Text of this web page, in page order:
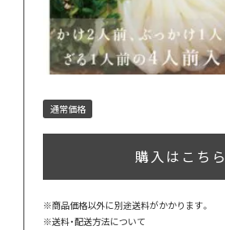
通常価格
購入はこちら
※商品価格以外に別途送料がかかります。
※送料・配送方法について